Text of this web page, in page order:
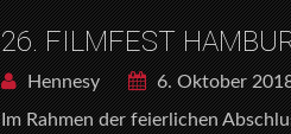
26. FILMFEST
Hennesy
6. Oktober
Im Rahmen der feierlichen